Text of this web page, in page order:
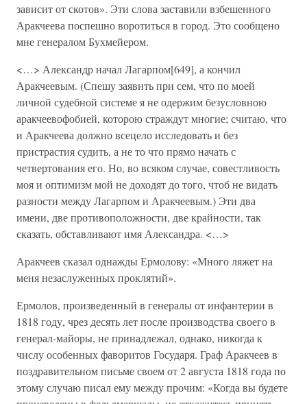
зависит от скотов». Эти слова заставили взбешенного
Аракчеева поспешно воротиться в город. Это сообщено
мне генералом Бухмейером.
<…> Александр начал Лагарпом[649], а кончил
Аракчеевым. (Спешу заявить при сем, что по моей
личной судебной системе я не одержим безусловною
аракчеевофобией, которою страждут многие; считаю, что
и Аракчеева должно всецело исследовать и без
пристрастия судить, а не то что прямо начать с
четвертования его. Но, во всяком случае, совестливость
моя и оптимизм мой не доходят до того, чтоб не видать
разности между Лагарпом и Аракчеевым.) Эти два
имени, две противоположности, две крайности, так
сказать, обставливают имя Александра. <…>
Аракчеев сказал однажды Ермолову: «Много ляжет на
меня незаслуженных проклятий».
Ермолов, произведенный в генералы от инфантерии в
1818 году, чрез десять лет после производства своего в
генерал-майоры, не принадлежал, однако, никогда к
числу особенных фаворитов Государя. Граф Аракчеев в
поздравительном письме своем от 2 августа 1818 года по
этому случаю писал ему между прочим: «Когда вы будете